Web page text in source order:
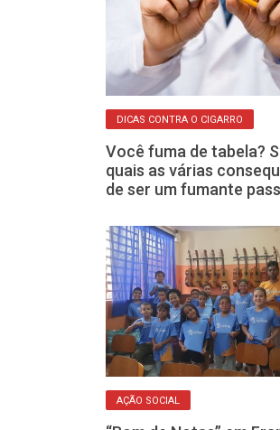
DICAS CONTRA O CIGARRO
Você fuma de tabela?
quais as várias
de ser um fumante
AÇÃO SOCIAL